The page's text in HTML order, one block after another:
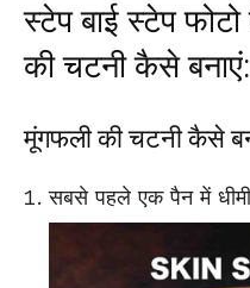
स्टेप बाई स्टेप
की चटनी कैसे बनाएं:
मूंगफली की चटनी कैसे
सबसे पहले एक पैन में